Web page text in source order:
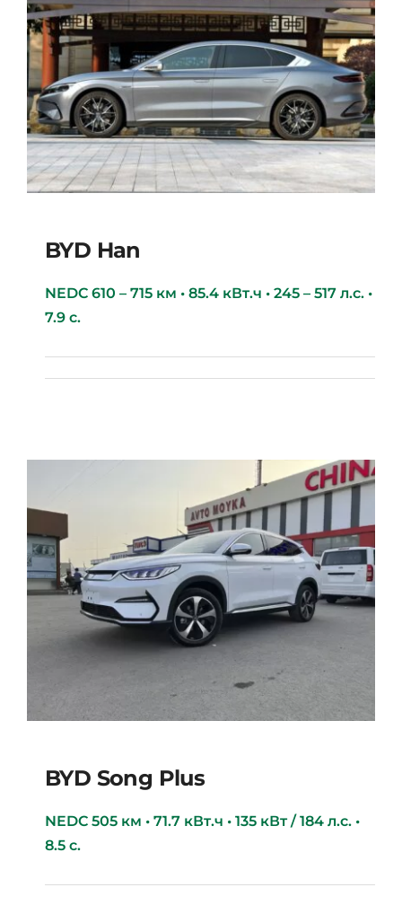
BYD Han
NEDC 610 – 715 км • 85.4 кВт.ч • 245 – 517 л.с. •
7.9 с.
BYD Song Plus
NEDC 505 км • 71.7 кВт.ч • 135 кВт / 184 л.с. •
8.5 с.